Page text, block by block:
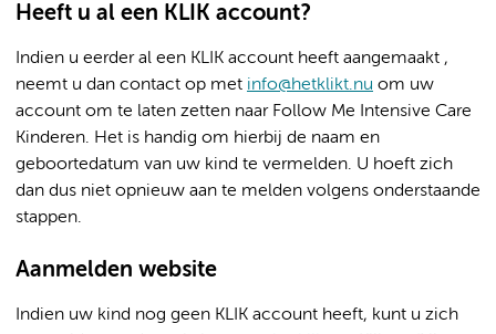
Heeft u al een KLIK account?
Indien u eerder al een KLIK account heeft aangemaakt ,
neemt u dan contact op met info@hetklikt.nu om uw
account om te laten zetten naar Follow Me Intensive Care
Kinderen. Het is handig om hierbij de naam en
geboortedatum van uw kind te vermelden. U hoeft zich
dan dus niet opnieuw aan te melden volgens onderstaande
stappen.
Aanmelden website
Indien uw kind nog geen KLIK account heeft, kunt u zich